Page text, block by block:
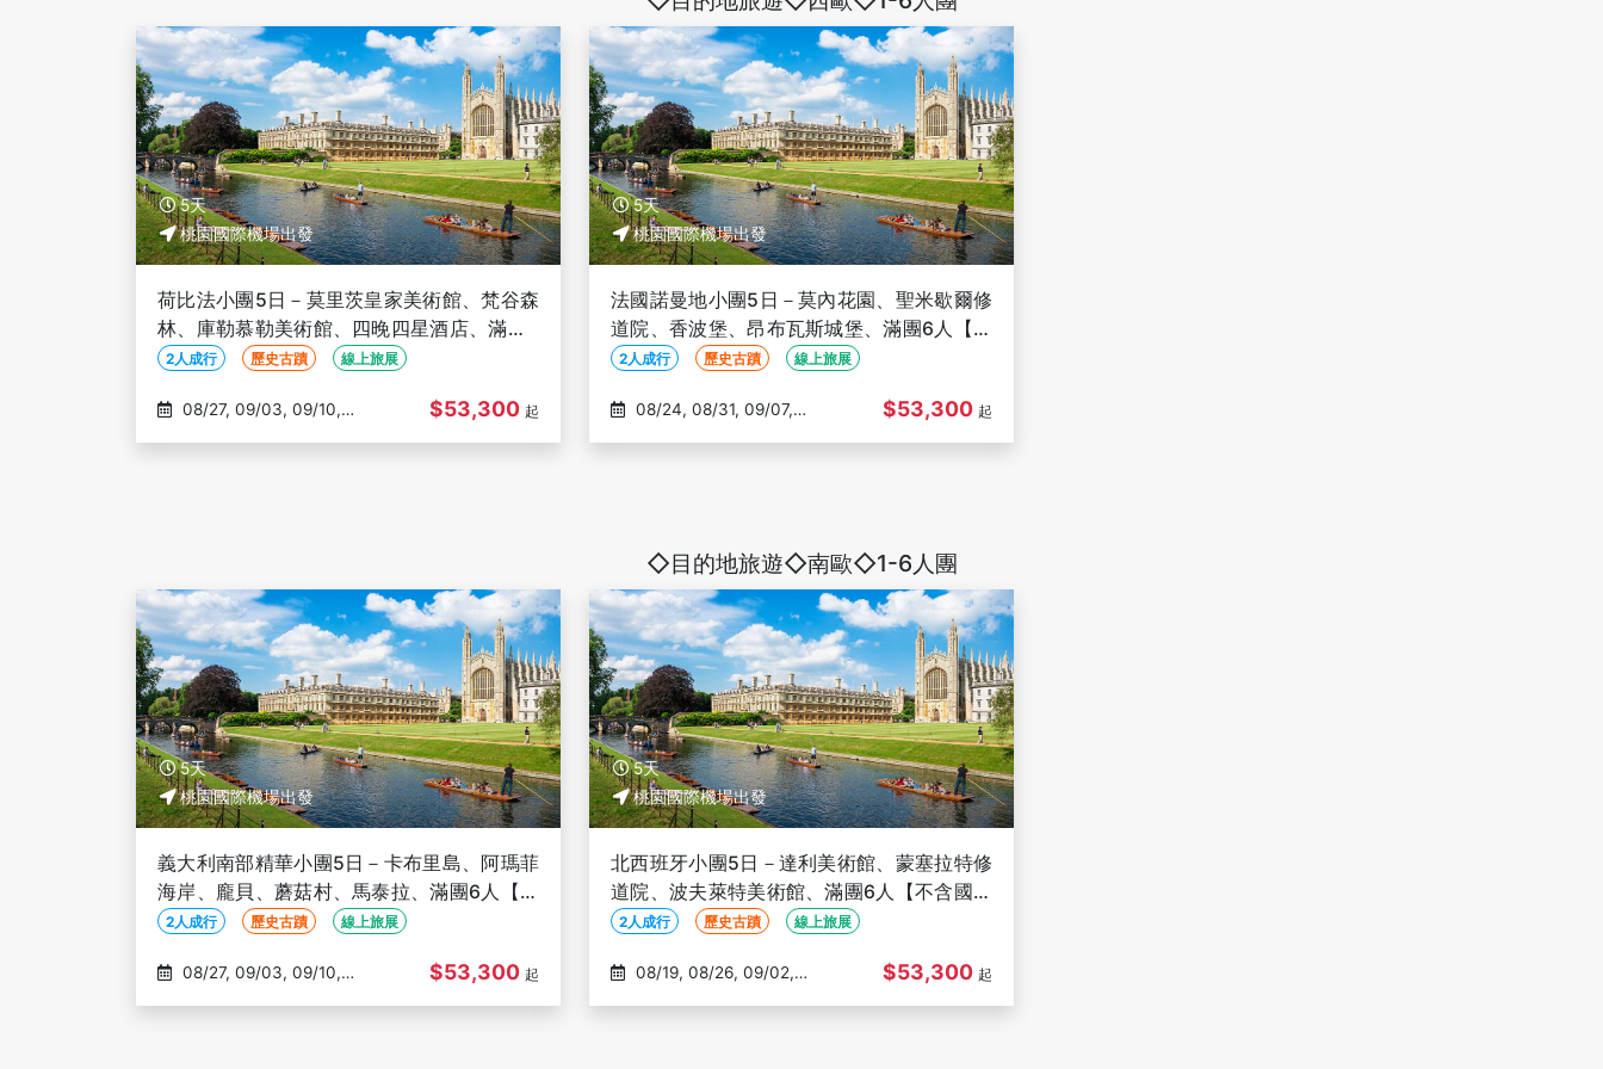
5天
桃園國際機場出發
荷比法小團5日－莫里茨皇家美術館、梵谷森
林、庫勒慕勒美術館、四晚四星酒店、滿團6
人【不含國際段機票、一人成行、保證出發】
2人成行 歷史古蹟 線上旅展
$53,300 起
5天
桃園國際機場出發
法國諾曼地小團5日－莫內花園、聖米歇爾修
道院、香波堡、昂布瓦斯城堡、滿團6人【不
含國際段機票、一人成行、保證出發】
2人成行 歷史古蹟 線上旅展
$53,300 起
◇目的地旅遊◇南歐◇1-6人團
5天
桃園國際機場出發
義大利南部精華小團5日－卡布里島、阿瑪菲
海岸、龐貝、蘑菇村、馬泰拉、滿團6人【不
含國際段機票、一人成行、保證出發】
2人成行 歷史古蹟 線上旅展
$53,300 起
5天
桃園國際機場出發
北西班牙小團5日－達利美術館、蒙塞拉特修
道院、波夫萊特美術館、滿團6人【不含國際
段機票、一人成行、保證出發】
2人成行 歷史古蹟 線上旅展
$53,300 起